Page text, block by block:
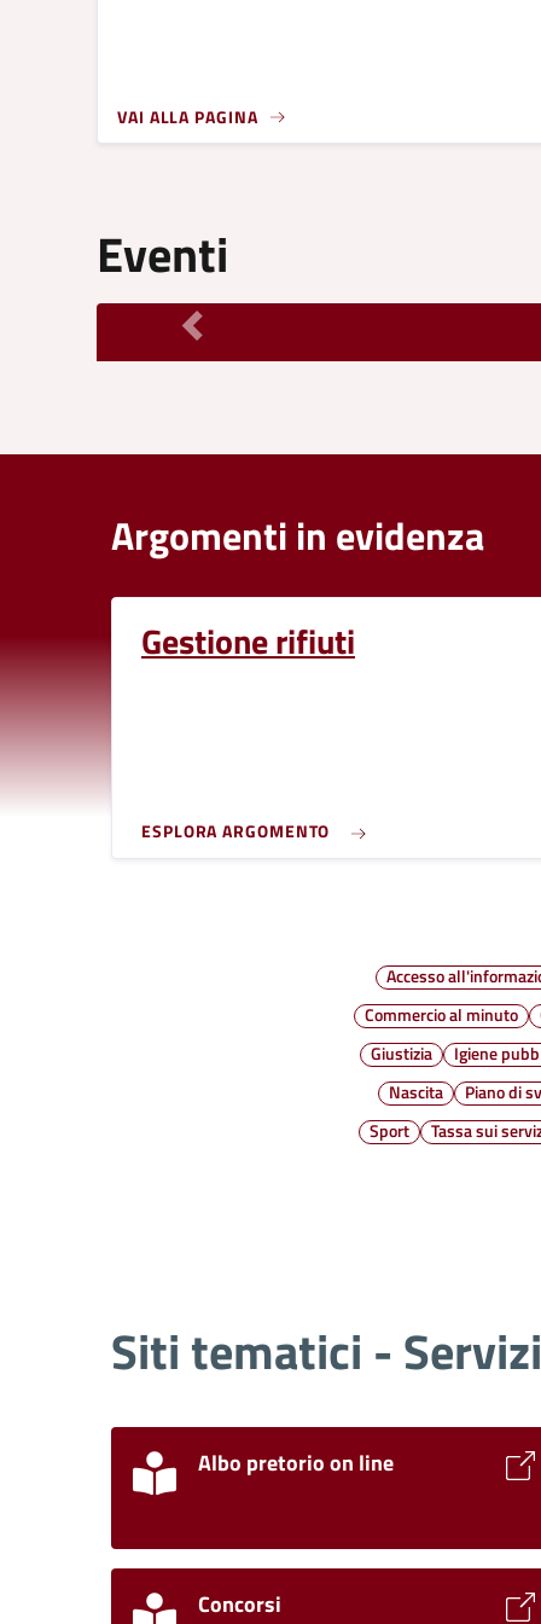
VAI ALLA PAGINA
Eventi
Argomenti in evidenza
Gestione rifiuti
ESPLORA ARGOMENTO
Accesso
Commercio al minuto
Giustizia
Igiene
Nascita
Piano di
Sport
Tassa sui
Siti tematici -
Albo pretorio on line
Concorsi